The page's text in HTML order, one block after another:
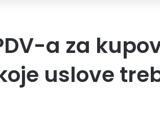
a za
uslove